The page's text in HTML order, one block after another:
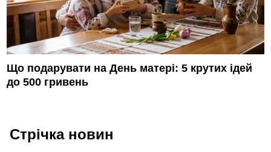
Що подарувати на День матері: 5 крутих ідей
до 500 гривень
Стрічка новин